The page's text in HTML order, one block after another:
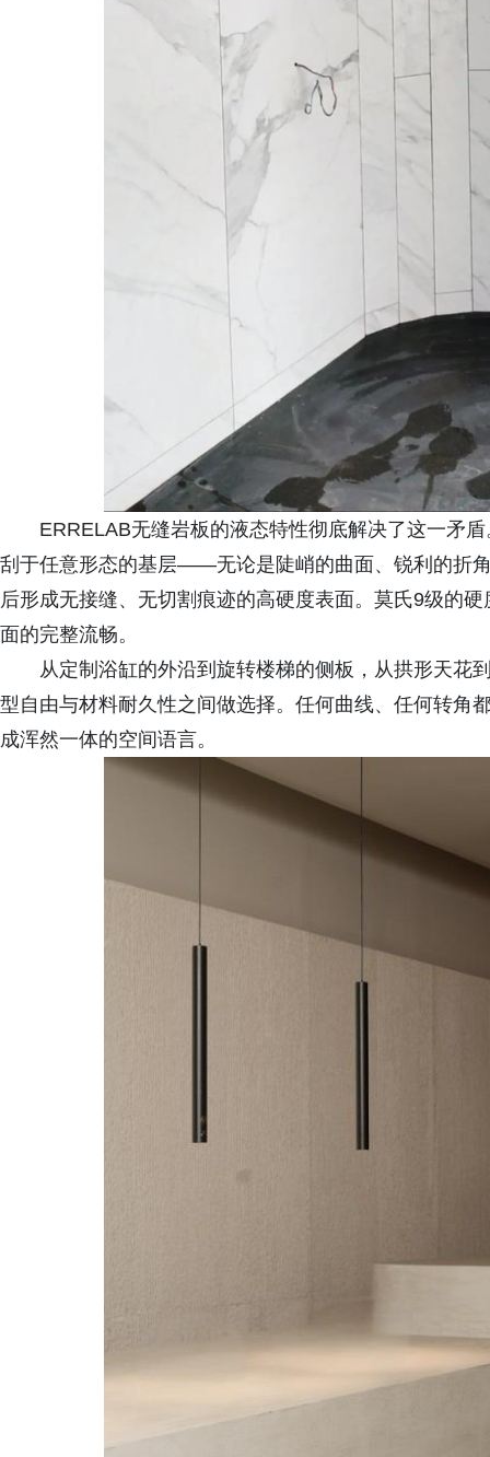
ERRELAB无缝岩板的液态特性彻底解决了这一矛
刮于任意形态的基层——无论是陡峭的曲面、锐利的折
后形成无接缝、无切割痕迹的高硬度表面。莫氏9级的
面的完整流畅。
从定制浴缸的外沿到旋转楼梯的侧板，从拱形天花
型自由与材料耐久性之间做选择。任何曲线、任何转角
成浑然一体的空间语言。